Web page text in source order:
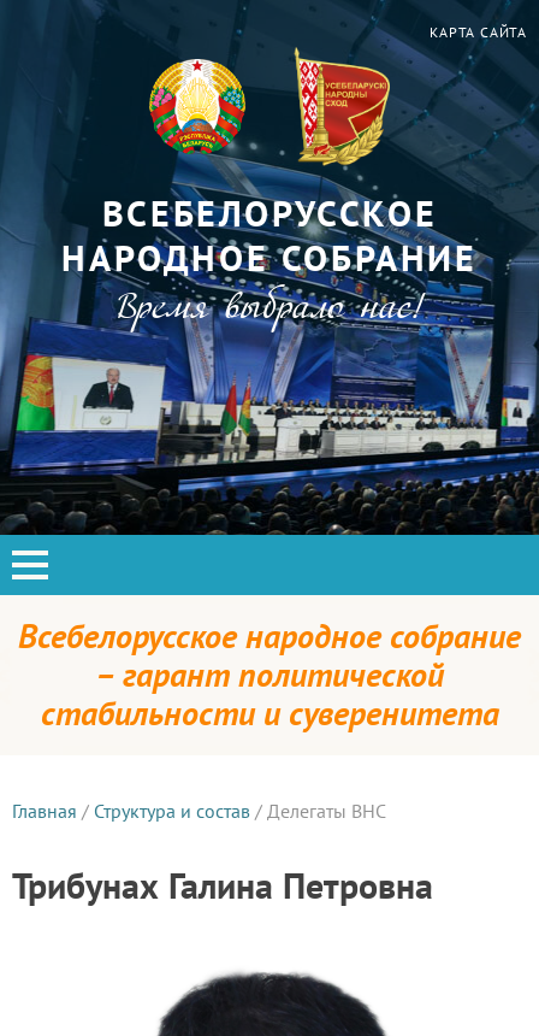
КАРТА САЙТА
ВСЕБЕЛОРУССКОЕ
НАРОДНОЕ СОБРАНИЕ
Время выбрало нас!
Всебелорусское народное собрание
– гарант политической
стабильности и суверенитета
Главная / Структура и состав / Делегаты ВНС
Трибунах Галина Петровна